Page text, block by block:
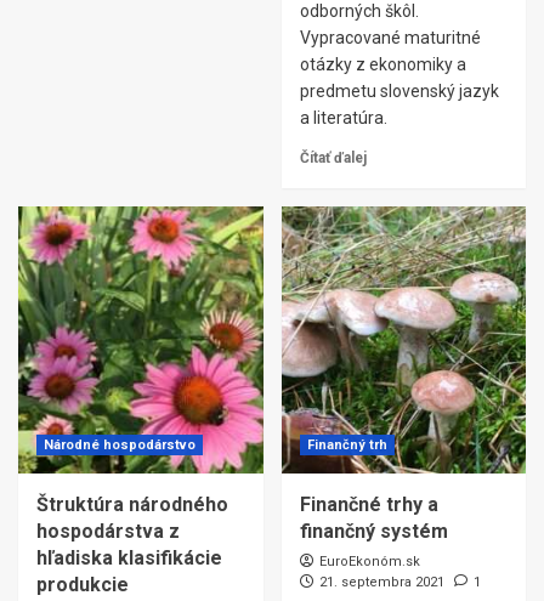
odborných škôl.
Vypracované maturitné
otázky z ekonomiky a
predmetu slovenský jazyk
a literatúra.
Čítať ďalej
Národné hospodárstvo
Štruktúra národného
hospodárstva z
hľadiska klasifikácie
produkcie
Finančný trh
Finančné trhy a
finančný systém
EuroEkonóm.sk
21. septembra 2021
1